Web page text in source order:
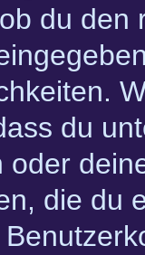
du den
du
oder
die du